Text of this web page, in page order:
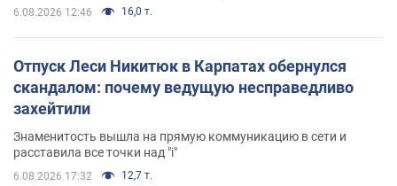
6.08.2026 12:46 16,0 т.
Отпуск Леси Никитюк в Карпатах обернулся
скандалом: почему ведущую несправедливо
захейтили
Знаменитость вышла на прямую коммуникацию в сети и
расставила все точки над "i"
6.08.2026 17:32 12,7 т.